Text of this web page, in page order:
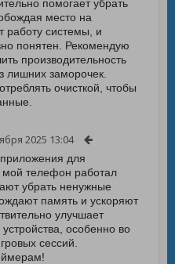
помогает убрать
место на
работу системы, и
понятен. Рекомендую
производительность
лишних заморочек.
очисткой, чтобы
2025 13:04
для
телефон работал
убрать ненужные
память и ускоряют
улучшает
особенно во
сессий.